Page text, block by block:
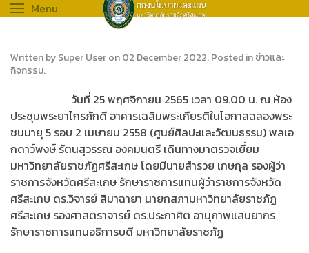
Menu
Written by Super User on02 December 2022. Posted inข่าวและ
กิจกรรม.
วันที่ 25 พฤศจิกายน 2565 เวลา 09.00 น. ณ ห้อง
ประชุมพระยาไกรภักดี อาคารเฉลิมพระเกียรติในโอกาสฉลองพระ
ชนมายุ 5 รอบ 2 เมษายน 2558 (ศูนย์ศิลปะและวัฒนธรรม) พลเอ
กดาว์พงษ์ รัตนสุวรรณ องคมนตรี เดินทางมาตรวจเยี่ยม
มหาวิทยาลัยราชภัฏศรีสะเกษ โดยมีนายสำรวย เกษกุล รองผู้ว่า
ราชการจังหวัดศรีสะเกษ รักษาราชการแทนผู้ว่าราชการจังหวัด
ศรีสะเกษ ดร.วิจารย์ สิมาฉายา นายกสภามหาวิทยาลัยราชภัฏ
ศรีสะเกษ รองศาสตราจารย์ ดร.ประกาศิต อานุภาพแสนยากร
รักษาราชการแทนอธิการบดี มหาวิทยาลัยราชภัฏ